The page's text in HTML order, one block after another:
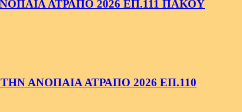
ΑΤΡΑΠΟ 2026 ΕΠ.111 ΠΑΚΟΥ
ΑΝΟΠΑΙΑ ΑΤΡΑΠΟ 2026 ΕΠ.110